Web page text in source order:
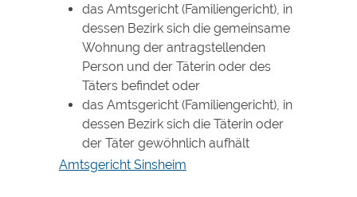
das Amtsgericht (Familiengericht), in
dessen Bezirk sich die gemeinsame
Wohnung der antragstellenden
Person und der Täterin oder des
Täters befindet oder
das Amtsgericht (Familiengericht), in
dessen Bezirk sich die Täterin oder
der Täter gewöhnlich aufhält
Amtsgericht Sinsheim